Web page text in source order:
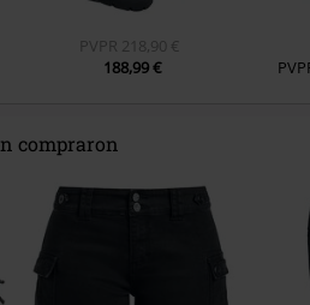
PVPR 218,90 €
188,99 €
compraron